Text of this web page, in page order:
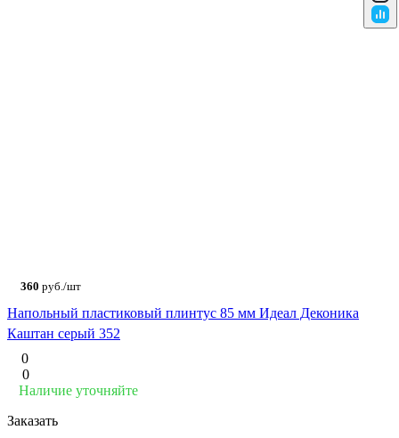
360 руб./шт
Напольный пластиковый плинтус 85 мм Идеал Деконика
Каштан серый 352
0
0
Наличие уточняйте
Заказать